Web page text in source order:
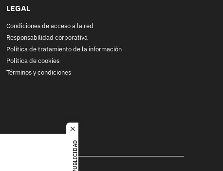
close
PUBLICIDAD
LEGAL
Condiciones de acceso a la red
Responsabilidad corporativa
Política de tratamiento de la información
Política de cookies
Términos y condiciones